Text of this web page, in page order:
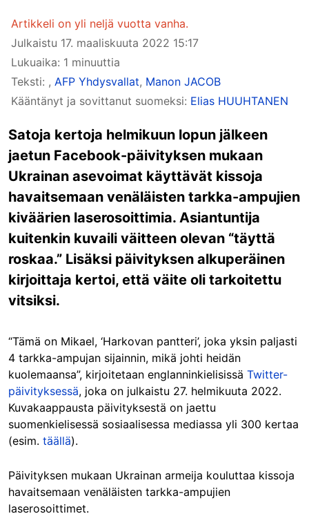
Artikkeli on yli neljä vuotta vanha.
Julkaistu 17. maaliskuuta 2022 15:17
Lukuaika: 1 minuuttia
Teksti: , AFP Yhdysvallat, Manon JACOB
Kääntänyt ja sovittanut suomeksi: Elias HUUHTANEN
Satoja kertoja helmikuun lopun jälkeen
jaetun Facebook-päivityksen mukaan
Ukrainan asevoimat käyttävät kissoja
havaitsemaan venäläisten tarkka-ampujien
kiväärien laserosoittimia. Asiantuntija
kuitenkin kuvaili väitteen olevan “täyttä
roskaa.” Lisäksi päivityksen alkuperäinen
kirjoittaja kertoi, että väite oli tarkoitettu
vitsiksi.
“Tämä on Mikael, ‘Harkovan pantteri’, joka yksin paljasti
4 tarkka-ampujan sijainnin, mikä johti heidän
kuolemaansa”, kirjoitetaan englanninkielisissä Twitter-
päivityksessä, joka on julkaistu 27. helmikuuta 2022.
Kuvakaappausta päivityksestä on jaettu
suomenkielisessä sosiaalisessa mediassa yli 300 kertaa
(esim. täällä).
Päivityksen mukaan Ukrainan armeija kouluttaa kissoja
havaitsemaan venäläisten tarkka-ampujien
laserosoittimet.